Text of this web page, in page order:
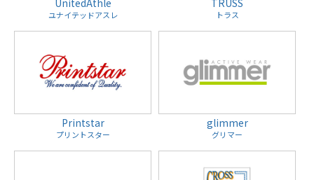
UnitedAthle
ユナイテッドアスレ
TRUSS
トラス
Printstar
プリントスター
glimmer
グリマー